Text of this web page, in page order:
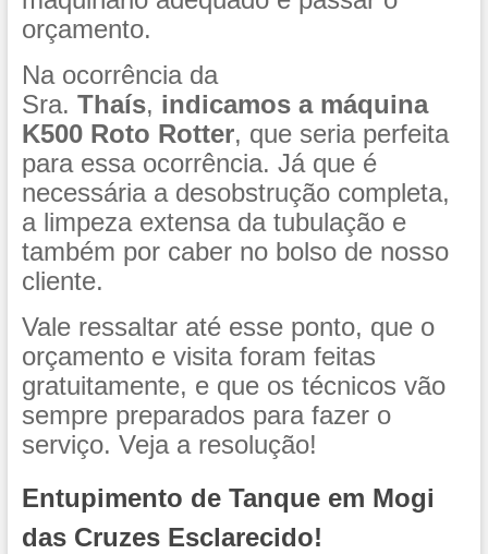
orçamento.
Na ocorrência da
Sra. Thaís, indicamos a máquina
K500 Roto Rotter, que seria perfeita
para essa ocorrência. Já que é
necessária a desobstrução completa,
a limpeza extensa da tubulação e
também por caber no bolso de nosso
cliente.
Vale ressaltar até esse ponto, que o
orçamento e visita foram feitas
gratuitamente, e que os técnicos vão
sempre preparados para fazer o
serviço. Veja a resolução!
Entupimento de Tanque em Mogi
das Cruzes Esclarecido!